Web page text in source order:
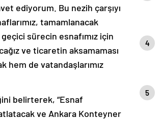
ediyorum. Bu nezih çarşıyı
tamamlanacak
sürecin esnafımız için
ve ticaretin aksamaması
hem de vatandaşlarımız
belirterek, “Esnaf
ve Ankara Konteyner
4
5